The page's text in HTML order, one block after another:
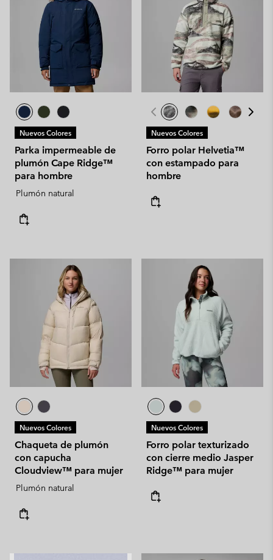
Nuevos Colores
Parka impermeable de
plumón Cape Ridge™
para hombre
Plumón natural
Nuevos Colores
Forro polar Helvetia™
con estampado para
hombre
Nuevos Colores
Chaqueta de plumón
con capucha
Cloudview™ para mujer
Plumón natural
Nuevos Colores
Forro polar texturizado
con cierre medio Jasper
Ridge™ para mujer